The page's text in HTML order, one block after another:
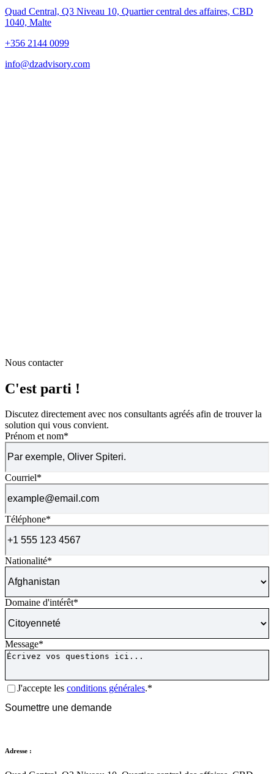
Quad Central, Q3 Niveau 10, Quartier central des affaires, CBD
1040, Malte
+356 2144 0099
info@dzadvisory.com
Nous contacter
C'est parti !
Discutez directement avec nos consultants agréés afin de trouver la
solution qui vous convient.
Prénom et nom*
Courriel*
Téléphone*
Nationalité*
Domaine d'intérêt*
Message*
Consentement*
J'accepte les conditions générales.*
Soumettre une demande
Adresse :